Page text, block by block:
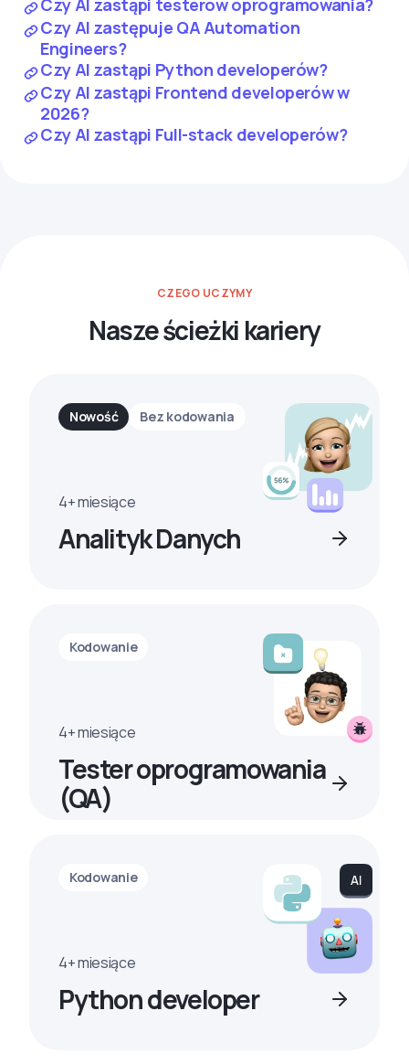
Czy AI zastąpi testerów oprogramowania?
Czy AI zastępuje QA Automation
Engineers?
Czy AI zastąpi Python developerów?
Czy AI zastąpi Frontend developerów w
2026?
Czy AI zastąpi Full-stack developerów?
CZEGO UCZYMY
Nasze ścieżki kariery
Nowość Bez kodowania
4+ miesiące
Analityk Danych
Kodowanie
4+ miesiące
Tester oprogramowania
(QA)
Kodowanie
4+ miesiące
Python developer